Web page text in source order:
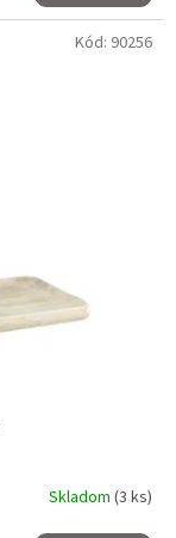
Skladom (3 ks)
Kód: 90256